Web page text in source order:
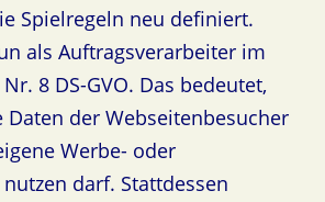
Spielregeln neu definiert.
als Auftragsverarbeiter im
8 DS-GVO. Das bedeutet,
Daten der Webseitenbesucher
Werbe- oder
darf. Stattdessen